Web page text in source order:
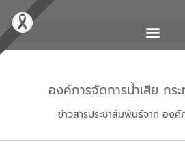
องค์การจัดการน้ำเสีย กร
ข่าวสารประชาสัมพันธ์จาก องค์